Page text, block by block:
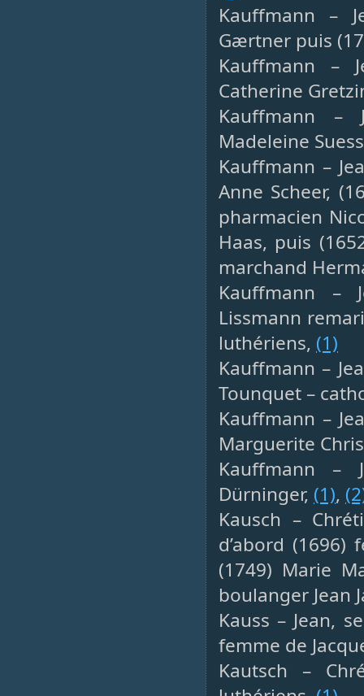
Kauffmann –
Gærtner puis
Kauffmann –
Catherine
Kauffmann –
Madeleine
Kauffmann –
Anne Scheer,
pharmacien
Haas, puis
marchand
Kauffmann –
Lissmann
luthériens, (1)
Kauffmann –
Tounquet –
Kauffmann –
Marguerite
Kauffmann –
Dürninger, (1),
Kausch –
d’abord
(1749) Marie
boulanger Jean
Kauss – Jean,
femme de
Kautsch –